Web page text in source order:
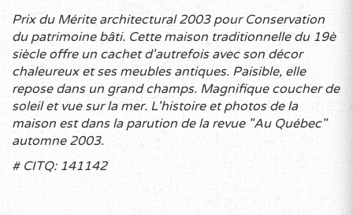
Prix du Mérite architectural 2003 pour Conservation
du patrimoine bâti. Cette maison traditionnelle du 19è
siècle offre un cachet d'autrefois avec son décor
chaleureux et ses meubles antiques. Paisible, elle
repose dans un grand champs. Magnifique coucher de
soleil et vue sur la mer. L'histoire et photos de la
maison est dans la parution de la revue "Au Québec"
automne 2003.
# CITQ: 141142